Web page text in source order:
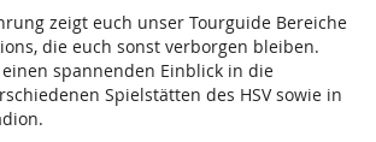
zeigt euch unser Tourguide Bereiche
die euch sonst verborgen bleiben.
spannenden Einblick in die
Spielstätten des HSV sowie in